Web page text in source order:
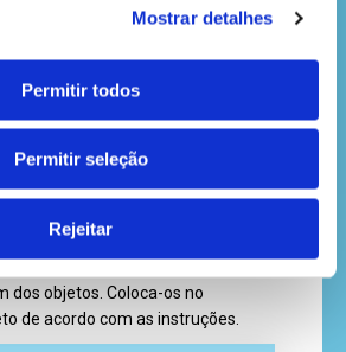
Mostrar detalhes
Permitir todos
Permitir seleção
Rejeitar
já tens 3 contentores. Pinta cada
amarelo para o plástico,
e verde para o vidro.
documento disponível abaixo e
dos objetos. Coloca-os no
de acordo com as instruções.